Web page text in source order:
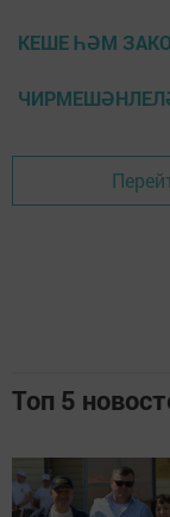
КЕШЕ ҺӘМ
Топ 5